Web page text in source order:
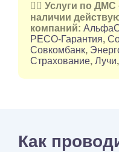
👉🏻 Услуги по
наличии
компаний:
РЕСО-Гарантия,
Совкомбанк,
Страхование, Лучи,
Как